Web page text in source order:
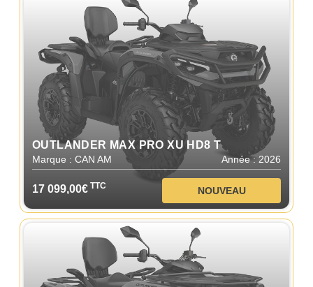
OUTLANDER MAX PRO XU HD8 T
Marque : CAN AM Année : 2026
17 099,00€ TTC NOUVEAU